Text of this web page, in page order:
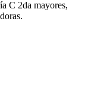
C 2da mayores,